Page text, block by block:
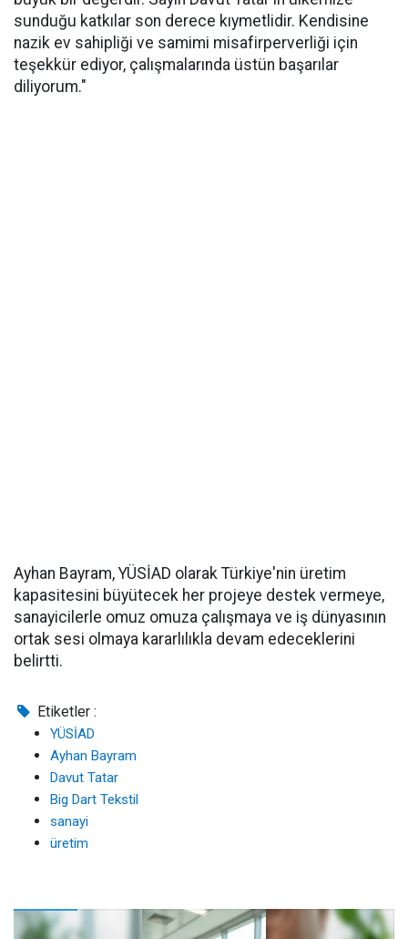
sunduğu katkılar son derece kıymetlidir. Kendisine
nazik ev sahipliği ve samimi misafirperverliği için
teşekkür ediyor, çalışmalarında üstün başarılar
diliyorum."
Ayhan Bayram, YÜSİAD olarak Türkiye'nin üretim
kapasitesini büyütecek her projeye destek vermeye,
sanayicilerle omuz omuza çalışmaya ve iş dünyasının
ortak sesi olmaya kararlılıkla devam edeceklerini
belirtti.
Etiketler :
YÜSİAD
Ayhan Bayram
Davut Tatar
Big Dart Tekstil
sanayi
üretim